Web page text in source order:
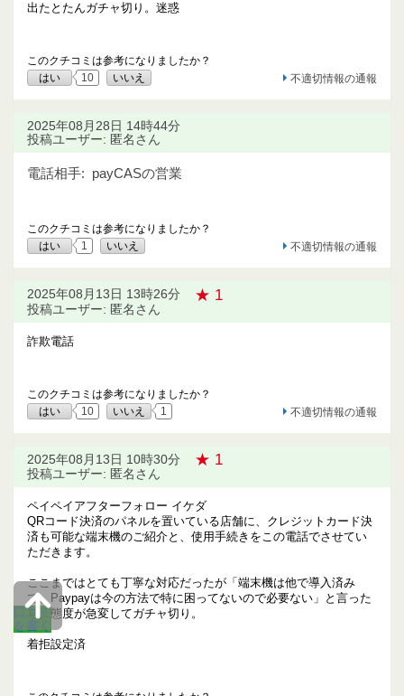
出たとたんガチャ切り。迷惑
このクチコミは参考になりましたか？
はい
10 いいえ 不適切情報の通報
2025年08月28日 14時44分
投稿ユーザー: 匿名さん
電話相手: payCASの営業
このクチコミは参考になりましたか？
はい
1 いいえ 不適切情報の通報
2025年08月13日 13時26分 ★ 1
投稿ユーザー: 匿名さん
詐欺電話
このクチコミは参考になりましたか？
はい
10 いいえ 1 不適切情報の通報
2025年08月13日 10時30分 ★ 1
投稿ユーザー: 匿名さん
ペイペイアフターフォロー イケダ
QRコード決済のパネルを置いている店舗に、クレジットカード決
済も可能な端末機のご紹介と、使用手続きをこの電話でさせてい
ただきます。
ここまではとても丁寧な対応だったが「端末機は他で導入済み
で、Paypayは今の方法で特に困ってないので必要ない」と言った
ら、態度が急変してガチャ切り。
着拒設定済
口コミ
を書く